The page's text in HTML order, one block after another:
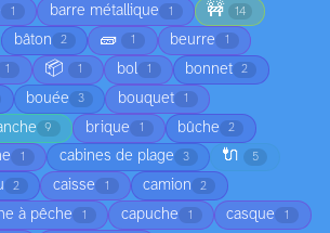
1 barre métallique 1 🚧 14
bâton 2 🧱 1 beurre 1
1 📦 1 bol 1 bonnet 2
bouée 3 bouquet 1
9 brique 1 bûche 2
1 cabines de plage 3 🔌 5
2 caisse 1 camion 2
à pêche 1 capuche 1 casque 1